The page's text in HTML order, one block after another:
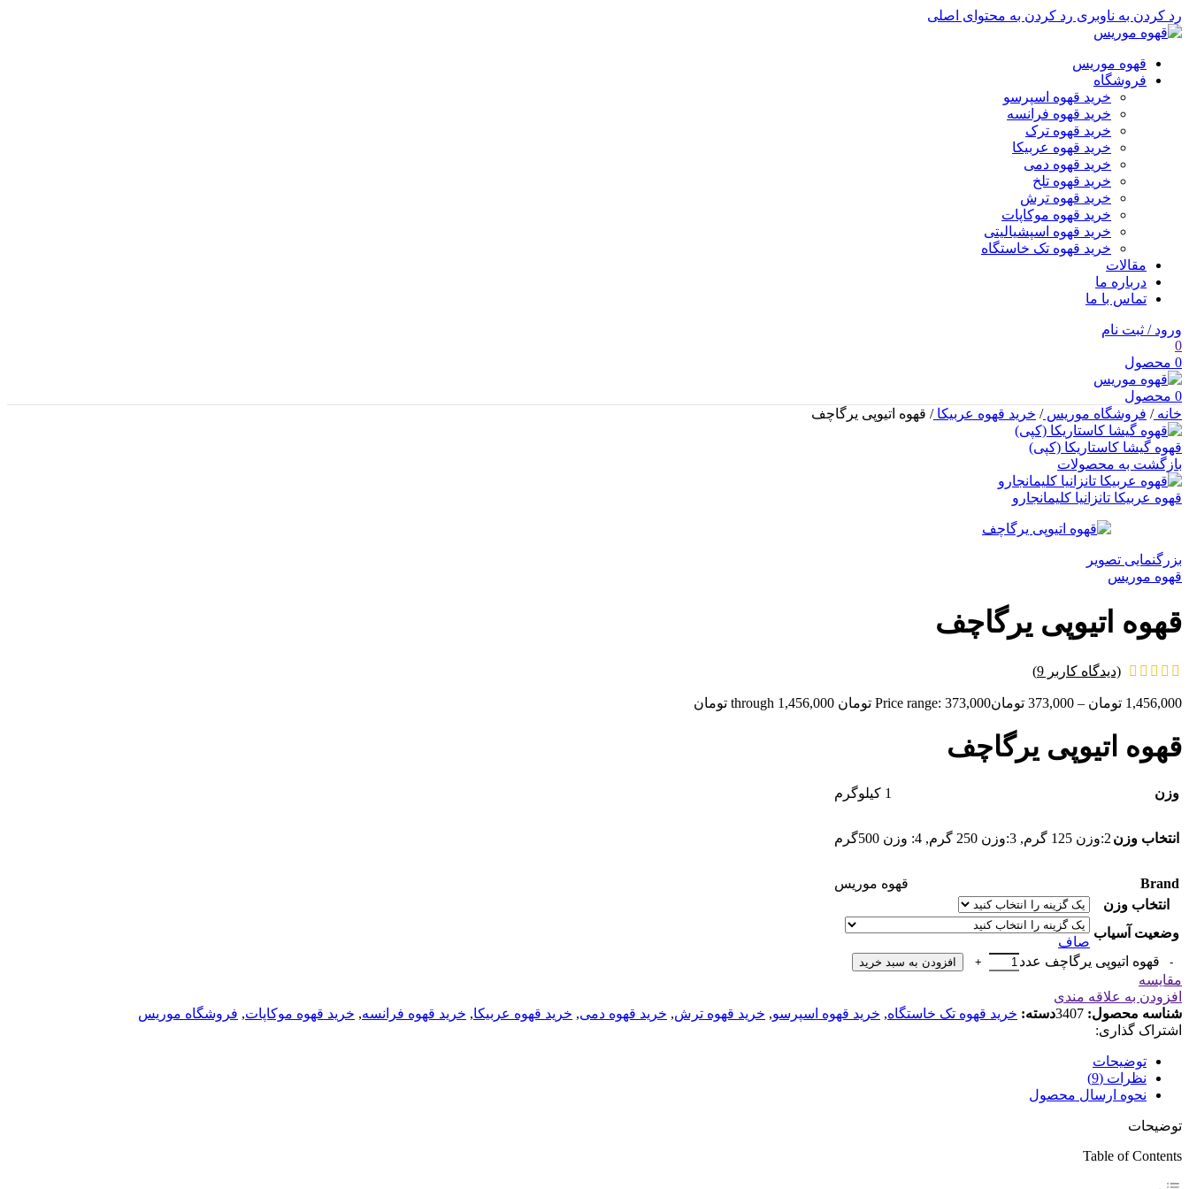
رد کردن به ناوبری رد کردن به محتوای اصلی
قهوه موریس
فروشگاه
خرید قهوه اسپرسو
خرید قهوه فرانسه
خرید قهوه ترک
خرید قهوه عربیکا
خرید قهوه دمی
خرید قهوه تلخ
خرید قهوه ترش
خرید قهوه موکاپات
خرید قهوه اسپشیالیتی
خرید قهوه تک خاستگاه
مقالات
درباره ما
تماس با ما
ورود / ثبت نام
0
0 محصول
0 محصول
خانه/ فروشگاه موریس/ خرید قهوه عربیکا/ قهوه اتیوپی یرگاچف
قهوه گیشا کاستاریکا (کپی)
بازگشت به محصولات
قهوه عربیکا تانزانیا کلیمانجارو
بزرگنمایی تصویر
قهوه موریس
قهوه اتیوپی یرگاچف
(دیدگاه کاربر 9
)
1,456,000 تومان –
373,000 تومانPrice range: 373,000 تومان through 1,456,000 تومان
قهوه اتیوپی یرگاچف
وزن 1 کیلوگرم
انتخاب وزن2:وزن 125 گرم , 3:وزن 250 گرم , 4: وزن 500گرم
Brand
قهوه موریس
انتخاب وزن
وضعیت آسیاب
صاف
قهوه اتیوپی یرگاچف عدد
افزودن به سبد خرید
مقایسه
افزودن به علاقه مندی
شناسه محصول: 3407دسته: خرید قهوه تک خاستگاه, خرید قهوه اسپرسو, خرید قهوه ترش, خرید قهوه دمی, خرید قهوه عربیکا, خرید قهوه فرانسه, خرید قهوه موکاپات, فروشگاه موریس
اشتراک گذاری:
توضیحات
نظرات (9)
نحوه ارسال محصول
توضیحات
Table of Contents